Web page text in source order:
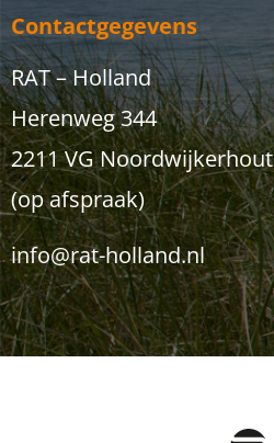
Contactgegevens
RAT – Holland
Herenweg 344
2211 VG Noordwijkerhout
(op afspraak)
info@rat-holland.nl